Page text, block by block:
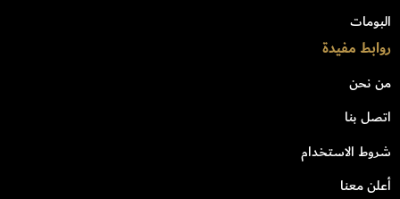
البومات
روابط مفيدة
من نحن
اتصل بنا
شروط الاستخدام
أعلن معنا